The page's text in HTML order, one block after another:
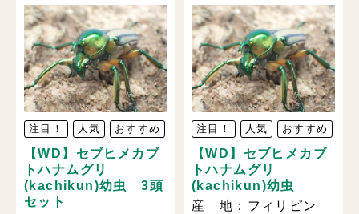
注目！ 人気 おすすめ
【WD】セブヒメカブ
トハナムグリ
(kachikun)幼虫 3頭
セット
注目！ 人気 おすすめ
【WD】セブヒメカブ
トハナムグリ
(kachikun)幼虫
産 地：フィリピン